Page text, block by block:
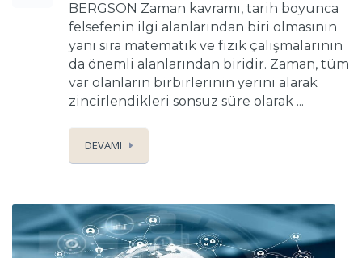
BERGSON Zaman kavramı, tarih boyunca
felsefenin ilgi alanlarından biri olmasının
yanı sıra matematik ve fizik çalışmalarının
da önemli alanlarından biridir. Zaman, tüm
var olanların birbirlerinin yerini alarak
zincirlendikleri sonsuz süre olarak ...
DEVAMI